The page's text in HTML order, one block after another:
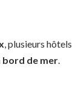
, plusieurs hôtels
bord de mer.